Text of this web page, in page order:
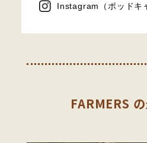
Instagram（ポッドキ
FARMERS